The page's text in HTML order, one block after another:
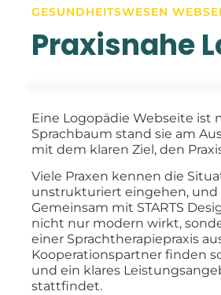
GESUNDHEITSWESEN
Praxisnahe
Eine Logopädie Webseite ist
Sprachbaum stand sie am
mit dem klaren Ziel, den
Viele Praxen kennen die
unstrukturiert eingehen, und
Gemeinsam mit STARTS
nicht nur modern wirkt,
einer Sprachtherapiepraxis
Kooperationspartner finden
und ein klares
stattfindet.